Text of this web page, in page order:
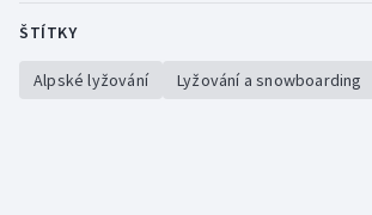
ŠTÍTKY
Alpské lyžování Lyžování a snowboarding